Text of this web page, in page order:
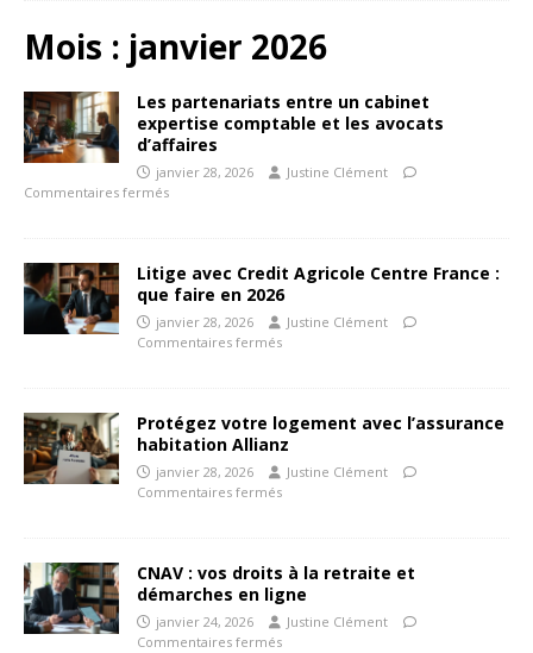
Mois : janvier 2026
Les partenariats entre un cabinet
expertise comptable et les avocats
d’affaires
janvier 28, 2026
Justine Clément
Commentaires fermés
Litige avec Credit Agricole Centre France :
que faire en 2026
janvier 28, 2026
Justine Clément
Commentaires fermés
Protégez votre logement avec l’assurance
habitation Allianz
janvier 28, 2026
Justine Clément
Commentaires fermés
CNAV : vos droits à la retraite et
démarches en ligne
janvier 24, 2026
Justine Clément
Commentaires fermés